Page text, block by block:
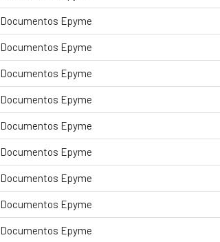
Documentos Epyme
Documentos Epyme
Documentos Epyme
Documentos Epyme
Documentos Epyme
Documentos Epyme
Documentos Epyme
Documentos Epyme
Documentos Epyme